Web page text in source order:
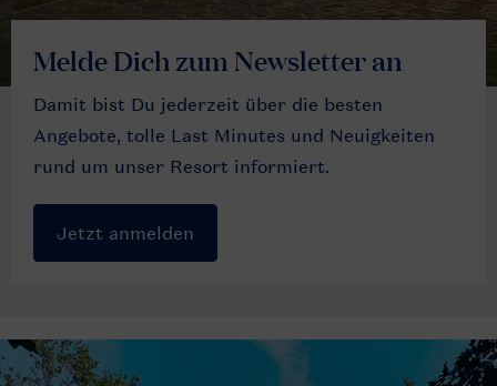
Melde Dich zum Newsletter an
Damit bist Du jederzeit über die besten
Angebote, tolle Last Minutes und Neuigkeiten
rund um unser Resort informiert.
Jetzt anmelden